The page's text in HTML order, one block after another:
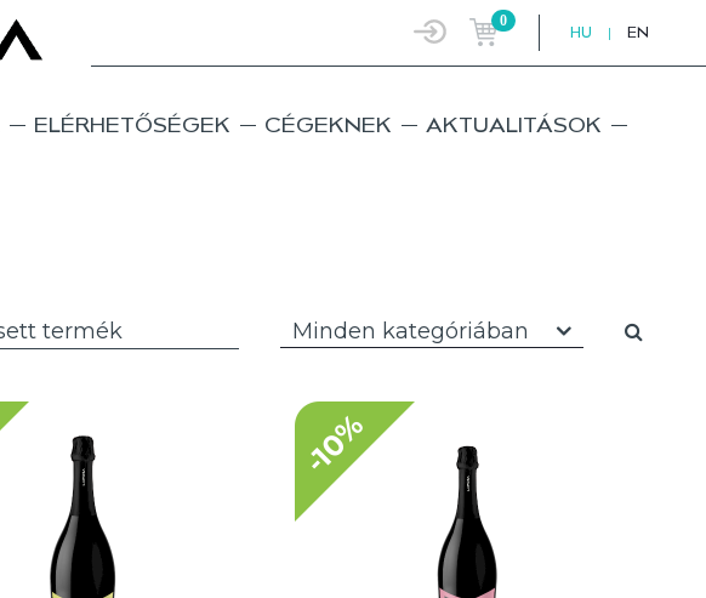
0
HU | EN
ELÉRHETŐSÉGEK CÉGEKNEK AKTUALITÁSOK
Minden kategóriában
-10%